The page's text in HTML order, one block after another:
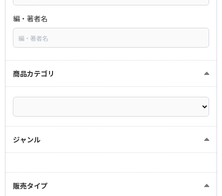
編・著者名
商品カテゴリ
ジャンル
販売タイプ